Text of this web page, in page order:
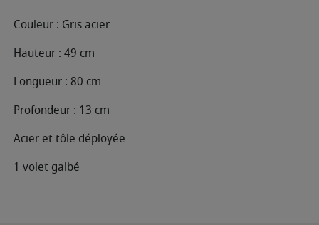
Couleur : Gris acier
Hauteur : 49 cm
Longueur : 80 cm
Profondeur : 13 cm
Acier et tôle déployée
1 volet galbé